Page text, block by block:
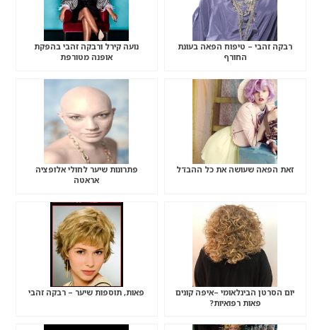
רבקה זהבי – טיפוח הפאה בעונת
החורף
נועה קירל ורבקה זהבי בהפקת
אופנה מטורפת
זאת הפאה שעושה את כל ההבדל
פתרונות שיער לחולי אלופציה
אראטה
יום הסרטן הבינלאומי –איפה קונים
פאות רפואיות?
פאות, תוספות שיער – רבקה זהבי